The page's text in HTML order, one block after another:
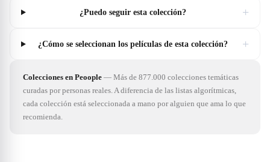
¿Puedo seguir esta colección? +
¿Cómo se seleccionan los películas de esta colección? +
Colecciones en Peoople — Más de 877.000 colecciones temáticas
curadas por personas reales. A diferencia de las listas algorítmicas,
cada colección está seleccionada a mano por alguien que ama lo que
recomienda.